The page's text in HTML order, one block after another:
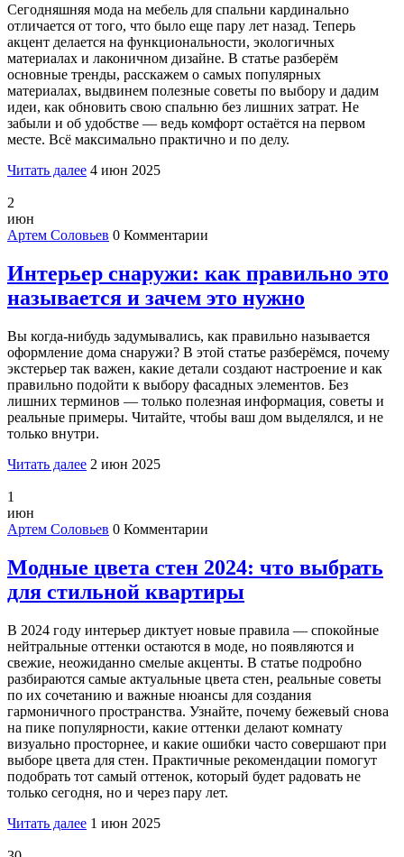
Сегодняшняя мода на мебель для спальни кардинально
отличается от того, что было еще пару лет назад. Теперь
акцент делается на функциональности, экологичных
материалах и лаконичном дизайне. В статье разберём
основные тренды, расскажем о самых популярных
материалах, выдвинем полезные советы по выбору и дадим
идеи, как обновить свою спальню без лишних затрат. Не
забыли и об удобстве — ведь комфорт остаётся на первом
месте. Всё максимально практично и по делу.
Читать далее 4 июн 2025
2
июн
Артем Соловьев 0 Комментарии
Интерьер снаружи: как правильно это
называется и зачем это нужно
Вы когда-нибудь задумывались, как правильно называется
оформление дома снаружи? В этой статье разберёмся, почему
экстерьер так важен, какие детали создают настроение и как
правильно подойти к выбору фасадных элементов. Без
лишних терминов — только полезная информация, советы и
реальные примеры. Читайте, чтобы ваш дом выделялся, и не
только внутри.
Читать далее 2 июн 2025
1
июн
Артем Соловьев 0 Комментарии
Модные цвета стен 2024: что выбрать
для стильной квартиры
В 2024 году интерьер диктует новые правила — спокойные
нейтральные оттенки остаются в моде, но появляются и
свежие, неожиданно смелые акценты. В статье подробно
разбираются самые актуальные цвета стен, реальные советы
по их сочетанию и важные нюансы для создания
гармоничного пространства. Узнайте, почему бежевый снова
на пике популярности, какие оттенки делают комнату
визуально просторнее, и какие ошибки часто совершают при
выборе цвета для стен. Практичные рекомендации помогут
подобрать тот самый оттенок, который будет радовать не
только сегодня, но и через пару лет.
Читать далее 1 июн 2025